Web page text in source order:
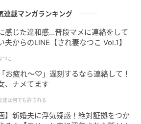
ているのは赤血球！？一体、どう
と…。
連載マンガランキング
感じた違和感…普段マメに連絡をして
夫からのLINE【され妻なつこ Vol.1】
つこ
疲れ〜♡」遅刻するなら連絡して！
、ナメてます
達は何でも許される
画】新婚夫に浮気疑惑！絶対証拠をつか